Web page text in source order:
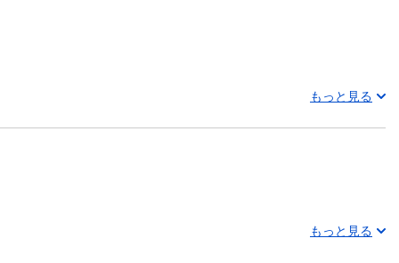
もっと見る
もっと見る